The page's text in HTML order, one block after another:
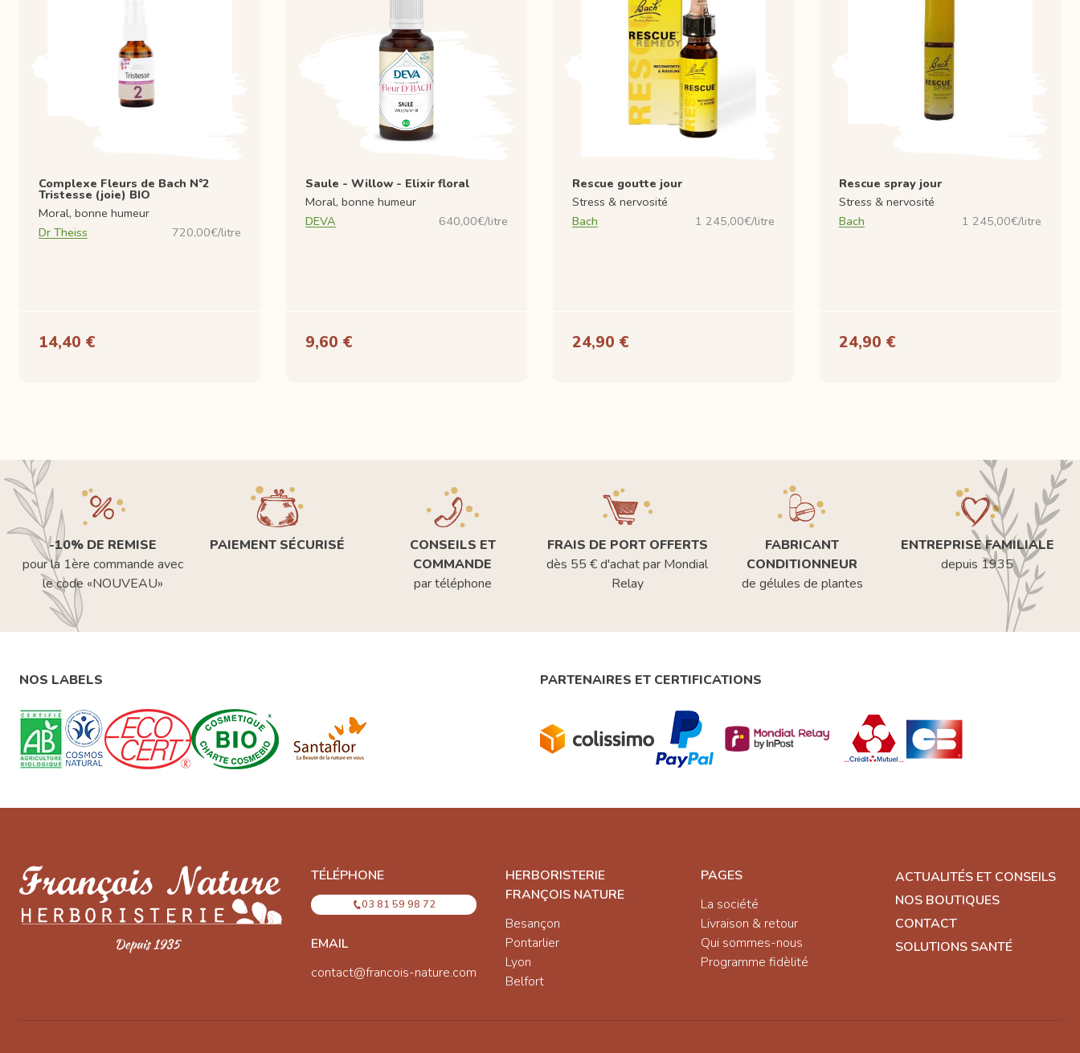
Complexe Fleurs de Bach N°2
Tristesse (joie) BIO
Moral, bonne humeur
Dr Theiss
720,00€/litre
14,40 €
Saule - Willow - Elixir floral
Moral, bonne humeur
DEVA
640,00€/litre
9,60 €
Rescue goutte jour
Stress & nervosité
Bach
1 245,00€/litre
24,90 €
Rescue spray jour
Stress & nervosité
Bach
1 245,00€/litre
24,90 €
-10% DE REMISE
pour la 1ère commande avec
le code «NOUVEAU»
PAIEMENT SÉCURISÉ
CONSEILS ET
COMMANDE
par téléphone
FRAIS DE PORT OFFERTS
dès 55 € d'achat par Mondial
Relay
FABRICANT
CONDITIONNEUR
de gélules de plantes
ENTREPRISE FAMILIALE
depuis 1935
NOS LABELS PARTENAIRES ET CERTIFICATIONS
TÉLÉPHONE
03 81 59 98 72
EMAIL
contact@francois-nature.com
HERBORISTERIE
FRANÇOIS NATURE
Besançon
Pontarlier
Lyon
Belfort
PAGES
La société
Livraison & retour
Qui sommes-nous
Programme fidèlité
ACTUALITÉS ET CONSEILS
NOS BOUTIQUES
CONTACT
SOLUTIONS SANTÉ